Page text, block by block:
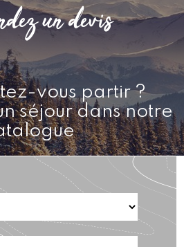
un devis
vous partir ?
séjour dans notre